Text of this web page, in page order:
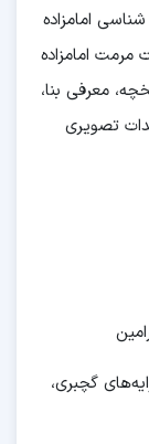
امامزاده
مرمت امامزاده
معرفی بنا،
تصویری
گچبری،